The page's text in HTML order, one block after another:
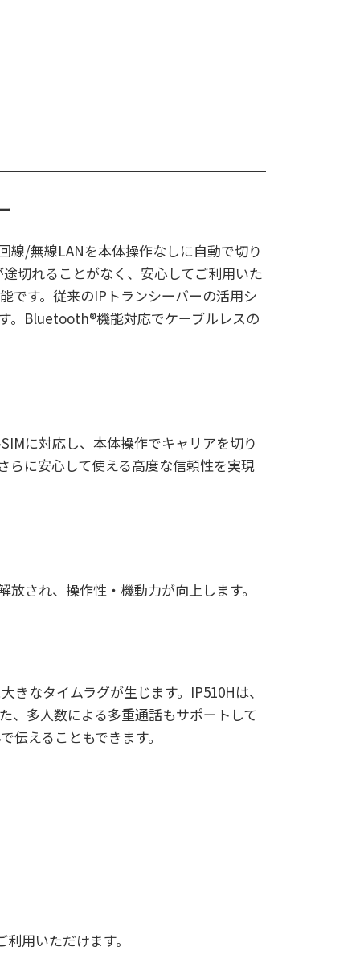
線/無線LANを本体操作なしに自動で切り
切れることがなく、安心してご利用いた
です。従来のIPトランシーバーの活用シ
。Bluetooth®機能対応でケーブルレスの
に対応し、本体操作でキャリアを切り
らに安心して使える高度な信頼性を実現
され、操作性・機動力が向上します。
なタイムラグが生じます。IP510Hは、
、多人数による多重通話もサポートして
えることもできます。
用いただけます。